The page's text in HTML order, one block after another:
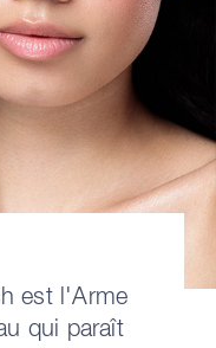
est l'Arme
qui paraît